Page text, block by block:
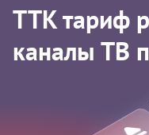
ТТК
тариф
ТТК тариф
каналы ТВ